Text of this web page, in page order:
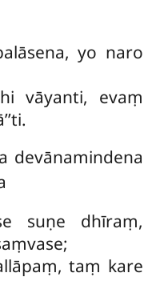
yo naro
vāyanti, evaṃ
devānamindena
suṇe dhīraṃ,
taṃ kare